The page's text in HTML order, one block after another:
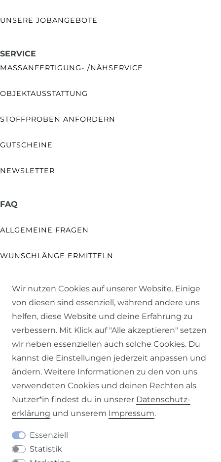
UNSERE JOBANGEBOTE
SERVICE
MASSANFERTIGUNG- /NÄHSERVICE
OBJEKTAUSSTATTUNG
STOFFPROBEN ANFORDERN
GUTSCHEINE
NEWSLETTER
FAQ
ALLGEMEINE FRAGEN
WUNSCHLÄNGE ERMITTELN
STOFF-RATGEBER
GARDINEN-RATGEBER
SCHÖNER LEBEN. RATGEBER
RÜCKSENDUNGEN
UNSERE VORTEILE
EXKLUSIVE ARTIKEL
Wir nutzen Cookies auf unserer Website. Einige
von diesen sind essenziell, während andere uns
helfen, diese Website und deine Erfahrung zu
verbessern. Mit Klick auf "Alle akzeptieren" setzen
wir neben essenziellen auch solche Cookies. Du
kannst die Einstellungen jederzeit anpassen und
ändern. Weitere Informationen zu den von uns
verwendeten Cookies und deinen Rechten als
Nutzer*in findest du in unserer Daten­schutz­
erklärung und unserem Impressum.
Essenziell
Statistik